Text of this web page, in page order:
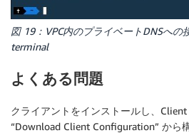
図 19：VPC内のプライベートDNSへの
terminal
よくある問題
クライアントをインストールし、
“Download Client Configuration” から